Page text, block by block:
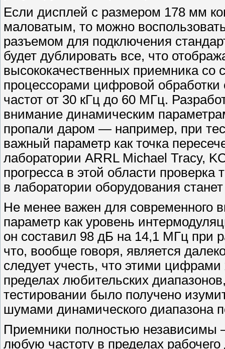
Если дисплей с размером 178 мм
маловатым, то можно
разъемом для подключения
будет дублировать все, что
высококачественных приемника
процессорами цифровой
частот от 30 кГц до 60 МГц.
внимание динамическим
пропали даром — например, при
важный параметр как точка
лаборатории ARRL Michael Tracy,
прогресса в этой области
в лаборатории оборудования
Не менее важен для современного
параметр как уровень
он составил 98 дБ на 14,1 МГц при
что, вообще говоря, является
следует учесть, что этими
пределах любительских
тестировании было получено
шумами динамического диапазона
Приемники полностью
любую частоту в пределах